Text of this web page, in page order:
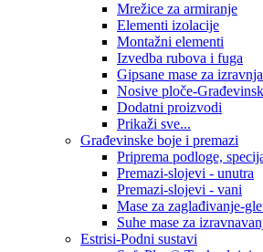
Mrežice za armiranje
Elementi izolacije
Montažni elementi
Izvedba rubova i fuga
Gipsane mase za
Nosive ploče-
Dodatni proizvodi
Prikaži sve...
Građevinske boje i premazi
Priprema podloge,
Premazi-slojevi - unutra
Premazi-slojevi - vani
Mase za zaglađivanje-
Suhe mase za
Estrisi-Podni sustavi